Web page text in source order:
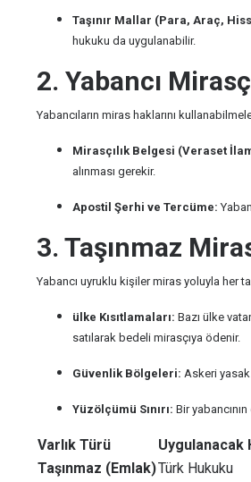
Taşınır Mallar (Para, Araç,
hukuku da uygulanabilir.
2. Yabancı
Yabancıların miras haklarını
Mirasçılık Belgesi (Veraset
alınması gerekir.
Apostil Şerhi ve Tercüme:
3. Taşınmaz
Yabancı uyruklu kişiler miras yoluyla her
ülke Kısıtlamaları: Bazı ülke
satılarak bedeli mirasçıya ödenir.
Güvenlik Bölgeleri: Askeri
Yüzölçümü Sınırı: Bir
Varlık Türü Uygulanacak
Taşınmaz (Emlak)Türk Hukuku